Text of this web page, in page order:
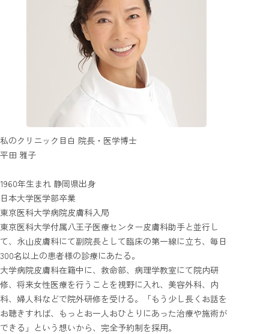
私のクリニック目白 院長・医学博士
平田 雅子
1960年生まれ 静岡県出身
日本大学医学部卒業
東京医科大学病院皮膚科入局
東京医科大学付属八王子医療センター皮膚科助手と並行し
て、永山皮膚科にて副院長として臨床の第一線に立ち、毎日
300名以上の患者様の診療にあたる。
大学病院皮膚科在籍中に、救命部、病理学教室にて院内研
修、将来女性医療を行うことを視野に入れ、美容外科、内
科、婦人科などで院外研修を受ける。「もう少し長くお話を
お聴きすれば、もっとお一人おひとりにあった治療や施術が
できる」という想いから、完全予約制を採用。